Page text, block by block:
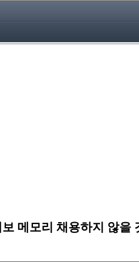
메모리 채용하지 않을